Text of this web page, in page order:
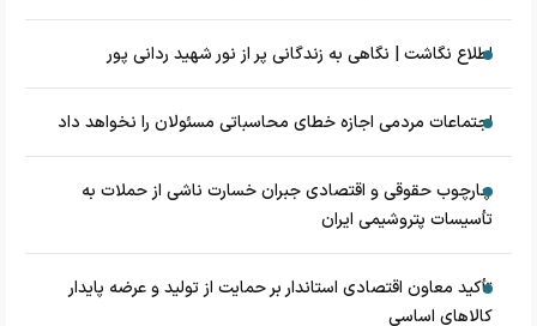
اطلاع نگاشت | نگاهی به زندگانی پر از نور شهید ردانی پور
اجتماعات مردمی اجازه خطای محاسباتی مسئولان را نخواهد داد
چارچوب حقوقی و اقتصادی جبران خسارت ناشی از حملات به
تأسیسات پتروشیمی ایران
تأکید معاون اقتصادی استاندار بر حمایت از تولید و عرضه پایدار
کالاهای اساسی